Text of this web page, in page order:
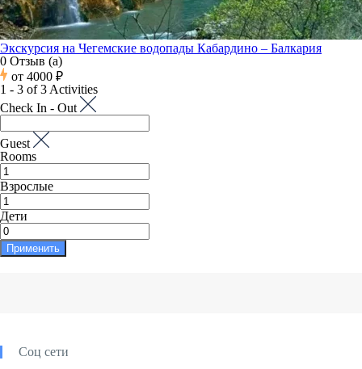
Экскурсия на Чегемские водопады Кабардино – Балкария
0 Отзыв (а)
от 4000 ₽
1 - 3 of 3 Activities
Check In - Out
Guest
Rooms
Взрослые
Дети
Применить
Соц сети